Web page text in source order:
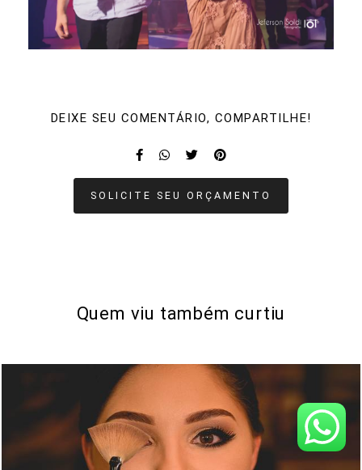
DEIXE SEU COMENTÁRIO, COMPARTILHE!
SOLICITE SEU ORÇAMENTO
Quem viu também curtiu